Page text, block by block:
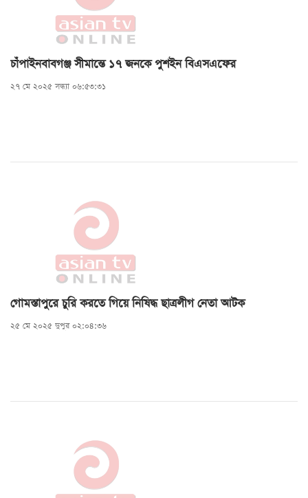
চাঁপাইনবাবগঞ্জ সীমান্তে ১৭ জনকে পুশইন বিএসএফের
২৭ মে ২০২৫ সন্ধ্যা ০৬:৫৩:৩১
গোমস্তাপুরে চুরি করতে গিয়ে নিষিদ্ধ ছাত্রলীগ নেতা আটক
২৫ মে ২০২৫ দুপুর ০২:০৪:৩৬